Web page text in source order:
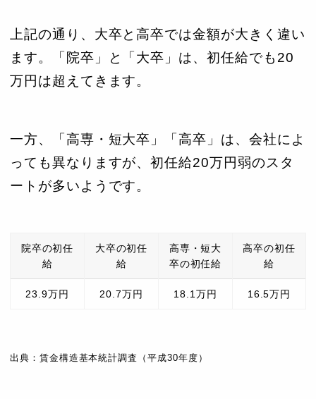
上記の通り、大卒と高卒では金額が大きく違い
ます。「院卒」と「大卒」は、初任給でも20
万円は超えてきます。
一方、「高専・短大卒」「高卒」は、会社によ
っても異なりますが、初任給20万円弱のスタ
ートが多いようです。
院卒の初任
給
大卒の初任
給
高専・短大
卒の初任給
高卒の初任
給
23.9万円 20.7万円 18.1万円 16.5万円
出典：賃金構造基本統計調査（平成30年度）